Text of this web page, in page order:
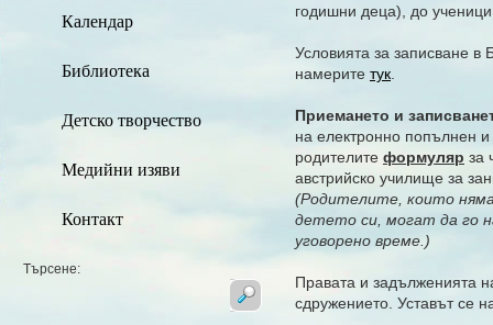
Календар
Библиотека
Детско творчество
Медийни изяви
Контакт
Търсене:
годишни деца), до
Условията за записване
намерите тук
Приемането и
на електронно попълнен и
родителите формуляр за
австрийско училище за
(Родителите, които
детето си, могат да го
уговорено време.)
Правата и задълженията
сдружението. Уставът се